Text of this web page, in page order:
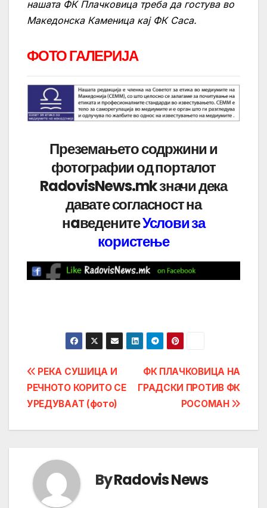
нашата ФК Плачковица треба да гостува во
Македонска Каменица кај ФК Саса.
ФОТО ГАЛЕРИЈА
Преземањето содржини и
фотографии од порталот
RadovisNews.mk значи дека
давате согласност на
нaведенитеУслови за
користење
Post
navigation
ФК ПЛАЧКОВИЦА НА
ГРАДСКИ ПРОТИВ ФК
РОСОМАН
РЕКА СУШИЦА И
РЕЧНОТО КОРИТО СЕ
УРЕДУВААТ (фото)
ByRadovis News